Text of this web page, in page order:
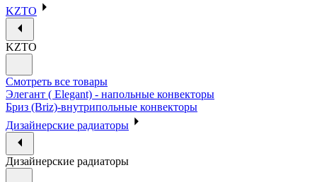
KZTO
KZTO
Смотреть все товары
Элегант ( Elegant) - напольные конвекторы
Бриз (Briz)-внутрипольные конвекторы
Дизайнерские радиаторы
Дизайнерские радиаторы